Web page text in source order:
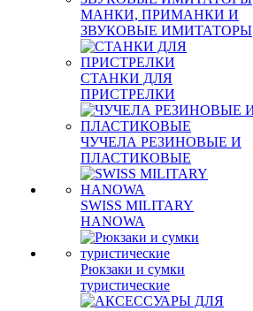
МАНКИ, ПРИМАНКИ И
ЗВУКОВЫЕ ИМИТАТОРЫ
СТАНКИ ДЛЯ
ПРИСТРЕЛКИ
ЧУЧЕЛА РЕЗИНОВЫЕ И
ПЛАСТИКОВЫЕ
SWISS MILITARY
HANOWA
Рюкзаки и сумки
туристические